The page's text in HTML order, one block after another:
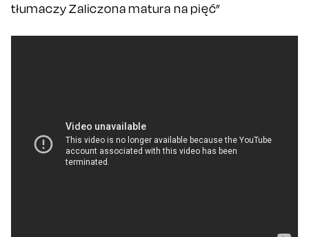
tłumaczy Zaliczona matura na pięć”